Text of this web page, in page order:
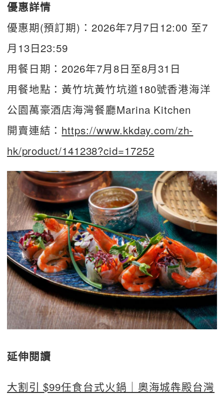
優惠詳情
優惠期(預訂期)：2026年7月7日12:00 至7
月13日23:59
用餐日期：2026年7月8日至8月31日
用餐地點：黃竹坑黃竹坑道180號香港海洋
公園萬豪酒店海灣餐廳Marina Kitchen
開賣連結： https://www.kkday.com/zh-
hk/product/141238?cid=17252
延伸閱讀
大割引 $99任食台式火鍋｜奧海城犇殿台灣